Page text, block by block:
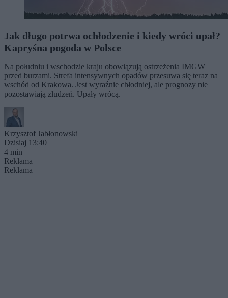
Jak długo potrwa ochłodzenie i kiedy wróci upał?
Kapryśna pogoda w Polsce
Na południu i wschodzie kraju obowiązują ostrzeżenia IMGW
przed burzami. Strefa intensywnych opadów przesuwa się teraz na
wschód od Krakowa. Jest wyraźnie chłodniej, ale prognozy nie
pozostawiają złudzeń. Upały wrócą.
Krzysztof Jabłonowski
Dzisiaj 13:40
4 min
Reklama
Reklama